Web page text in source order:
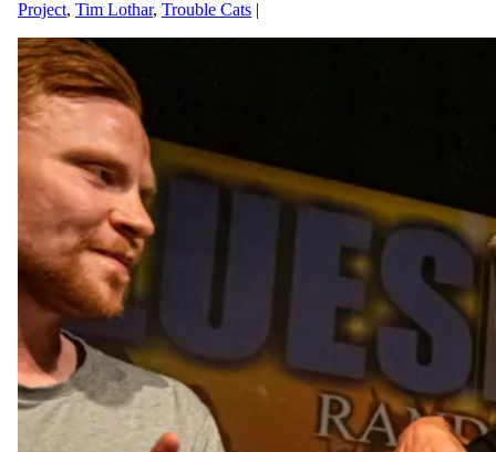
Project, Tim Lothar, Trouble Cats |